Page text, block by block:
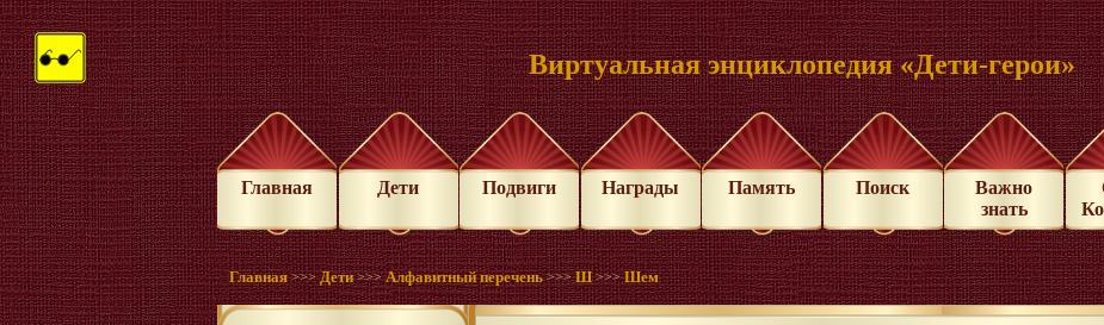
Виртуальная энциклопедия «Дети-герои»
Главная Дети Подвиги Награды Память Поиск
Важно
знать
Главная >>>Дети >>>Алфавитный перечень >>>Ш >>>Шем